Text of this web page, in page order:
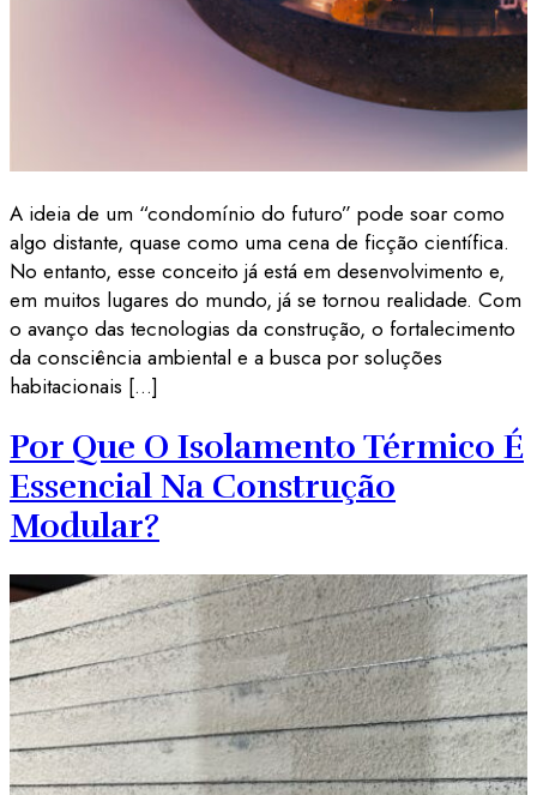
A ideia de um “condomínio do futuro” pode soar como
algo distante, quase como uma cena de ficção científica.
No entanto, esse conceito já está em desenvolvimento e,
em muitos lugares do mundo, já se tornou realidade. Com
o avanço das tecnologias da construção, o fortalecimento
da consciência ambiental e a busca por soluções
habitacionais […]
Por Que O Isolamento Térmico É
Essencial Na Construção
Modular?